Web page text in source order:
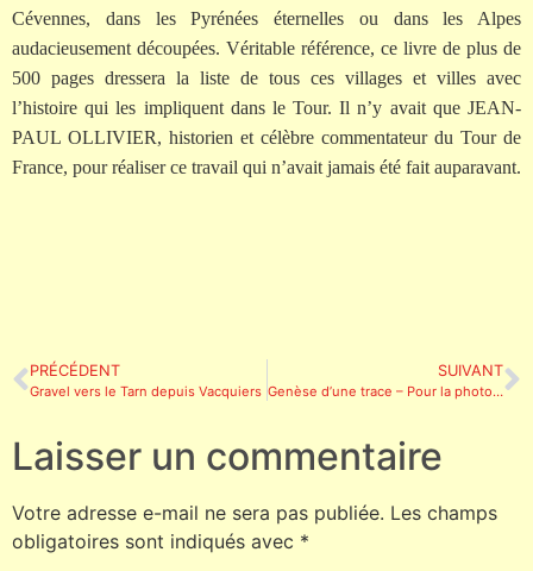
Cévennes, dans les Pyrénées éternelles ou dans les Alpes
audacieusement découpées. Véritable référence, ce livre de plus de
500 pages dressera la liste de tous ces villages et villes avec
l’histoire qui les impliquent dans le Tour. Il n’y avait que JEAN-
PAUL OLLIVIER, historien et célèbre commentateur du Tour de
France, pour réaliser ce travail qui n’avait jamais été fait auparavant.
PRÉCÉDENT
Gravel vers le Tarn depuis Vacquiers
SUIVANT
Genèse d’une trace – Pour la photo – Also in english
Laisser un commentaire
Votre adresse e-mail ne sera pas publiée. Les champs
obligatoires sont indiqués avec *